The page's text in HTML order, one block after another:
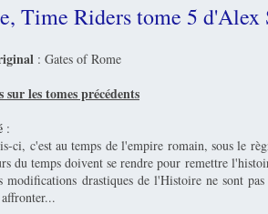
Time Riders tome 5 d'Alex
: Gates of Rome
sur les tomes précédents
:
ci, c'est au temps de l'empire romain, sous le
du temps doivent se rendre pour remettre
modifications drastiques de l'Histoire ne sont